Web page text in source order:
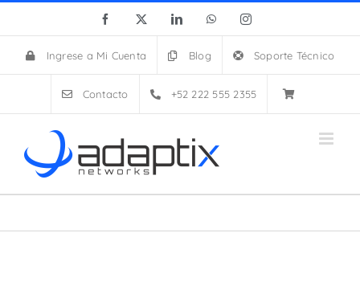
content
Facebook
X LinkedInWhatsAppInstagram
Ingrese a Mi Cuenta Blog Soporte Técnico
Contacto +52 222 555 2355